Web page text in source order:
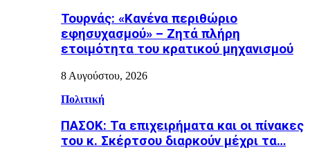
Τουρνάς: «Κανένα περιθώριο
εφησυχασμού» – Ζητά πλήρη
ετοιμότητα του κρατικού μηχανισμού
8 Αυγούστου, 2026
Πολιτική
ΠΑΣΟΚ: Τα επιχειρήματα και οι πίνακες
του κ. Σκέρτσου διαρκούν μέχρι τα…